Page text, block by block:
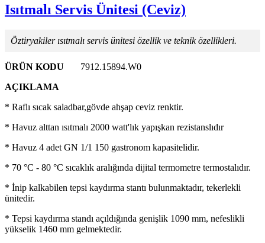
Isıtmalı Servis Ünitesi (Ceviz)
Öztiryakiler ısıtmalı servis ünitesi özellik ve teknik özellikleri.
ÜRÜN KODU
7912.15894.W0
AÇIKLAMA
* Raflı sıcak saladbar,gövde ahşap ceviz renktir.
* Havuz alttan ısıtmalı 2000 watt'lık yapışkan rezistanslıdır
* Havuz 4 adet GN 1/1 150 gastronom kapasitelidir.
* 70 °C - 80 °C sıcaklık aralığında dijital termometre termostalıdır.
* İnip kalkabilen tepsi kaydırma stantı bulunmaktadır, tekerlekli
ünitedir.
* Tepsi kaydırma standı açıldığında genişlik 1090 mm, nefeslikli
yükselik 1460 mm gelmektedir.